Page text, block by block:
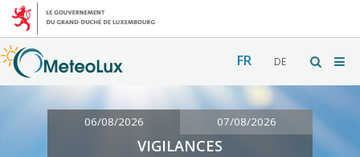
FR DE
06/08/2026 07/08/2026
VIGILANCES